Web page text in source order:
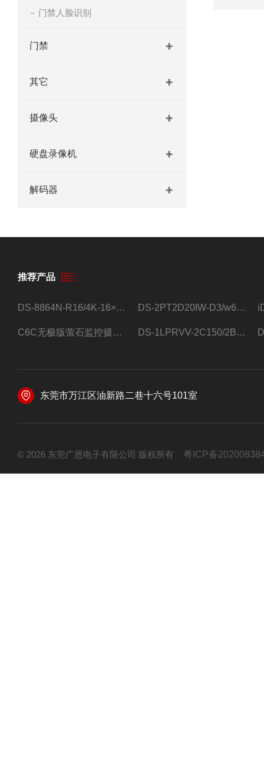
门禁人脸识别
门禁
其它
摄像头
硬盘录像机
解码器
推荐产品
DS-8864N-R16/4K-16×4T/希捷16盘位录像机 DS-2PT2D20IW-D3/w64路高清硬盘录像机
C6C无极版萤石监控摄像头 DS-1LPRVV-2C150/2B监控室外夜视高清电源线护套线200米/卷
东莞市万江区油新路二巷十六号101室
© 2026 东莞广恩电子有限公司 版权所有 粤ICP备